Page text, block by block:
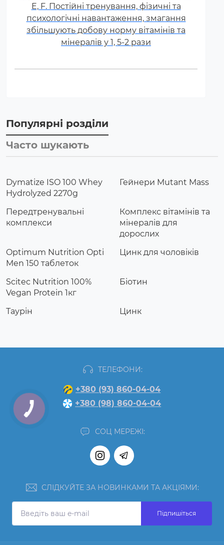
E, F. Постійні тренування, фізичні та
психологічні навантаження, змагання
збільшують добову норму вітамінів та
мінералів у 1, 5-2 рази
Популярні розділи
Часто шукають
Dymatize ISO 100 Whey
Hydrolyzed 2270g
Гейнери Mutant Mass
Передтренувальні
комплекси
Комплекс вітамінів та
мінералів для
дорослих
Optimum Nutrition Opti
Men 150 таблеток
Цинк для чоловіків
Scitec Nutrition 100%
Vegan Protein 1кг
Біотин
Таурін Цинк
ТЕЛЕФОНИ:
+380 (93) 860-04-04
+380 (98) 860-04-04
СОЦ МЕРЕЖІ:
СЛІДКУЙТЕ ЗА НОВИНКАМИ ТА АКЦІЯМИ:
Підпишіться